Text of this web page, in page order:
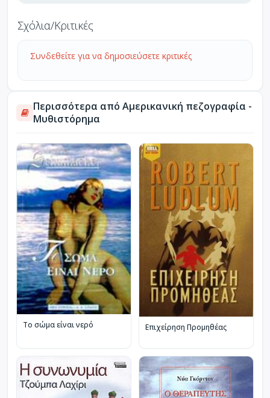
Σχόλια/Κριτικές
Συνδεθείτε για να δημοσιεύσετε κριτικές
Περισσότερα από Αμερικανική πεζογραφία -
Μυθιστόρημα
Το σώμα είναι νερό Επιχείρηση Προμηθέας